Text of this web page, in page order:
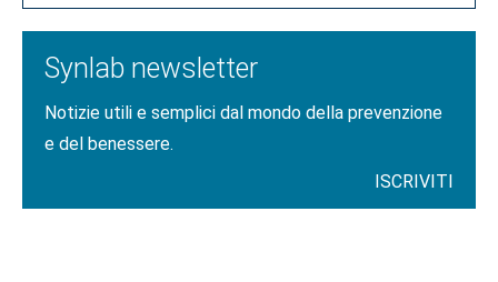
Synlab newsletter
Notizie utili e semplici dal mondo della prevenzione
e del benessere.
ISCRIVITI